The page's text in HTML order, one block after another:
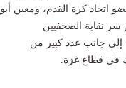
اتحاد كرة القدم، ومعين أبو
سر نقابة الصحفيين
إلى جانب عدد كبير من
في قطاع غزة.